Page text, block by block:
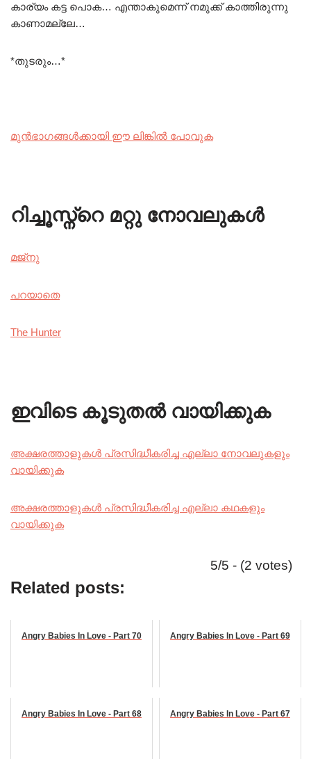
കാര്യം കട്ട പൊക… എന്താകുമെന്ന് നമുക്ക് കാത്തിരുന്നു
കാണാമല്ലേ…
*തുടരും…*
മുൻഭാഗങ്ങൾക്കായി ഈ ലിങ്കിൽ പോവുക
റിച്ചൂസ്ന്റെ മറ്റു നോവലുകൾ
മജ്നു
പറയാതെ
The Hunter
ഇവിടെ കൂടുതൽ വായിക്കുക
അക്ഷരത്താളുകൾ പ്രസിദ്ധീകരിച്ച എല്ലാ നോവലുകളും
വായിക്കുക
അക്ഷരത്താളുകൾ പ്രസിദ്ധീകരിച്ച എല്ലാ കഥകളും
വായിക്കുക
5/5 - (2 votes)
Related posts:
Angry Babies In Love - Part 70 Angry Babies In Love - Part 69
Angry Babies In Love - Part 68 Angry Babies In Love - Part 67